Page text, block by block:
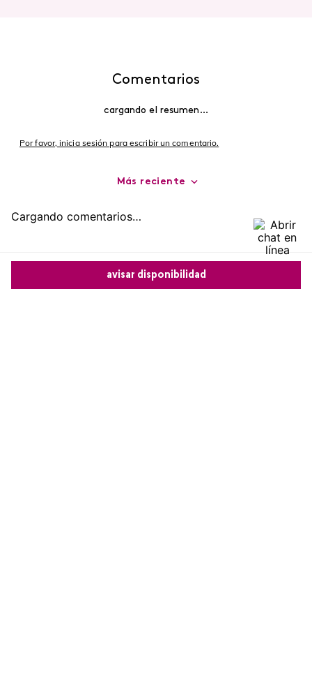
avisar disponibilidad
Comentarios
cargando el resumen…
Por favor, inicia sesión para escribir un comentario.
Más reciente
Cargando comentarios…